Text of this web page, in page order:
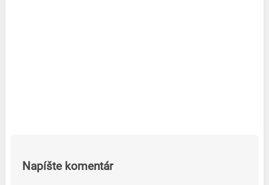
Napíšte komentár